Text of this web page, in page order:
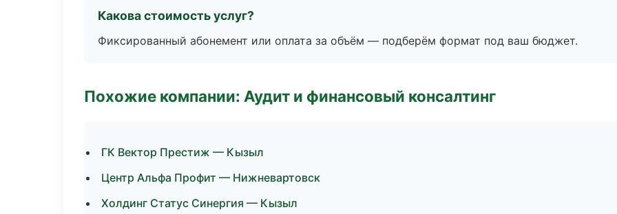
Какова стоимость услуг?
Фиксированный абонемент или оплата за объём — подберём формат под ваш бюджет.
Похожие компании: Аудит и финансовый консалтинг
ГК Вектор Престиж — Кызыл
Центр Альфа Профит — Нижневартовск
Холдинг Статус Синергия — Кызыл